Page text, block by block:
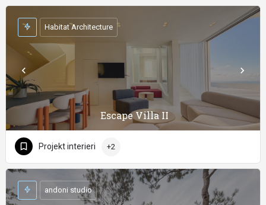
Escape Villa II
Habitat Architecture
Projekt interieri +2
andoni studio